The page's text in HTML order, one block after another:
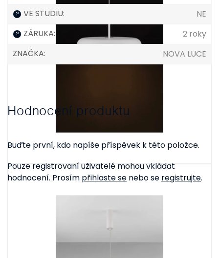
? VE STUDIU: NE
? ZÁRUKA:
2 roky
ZNAČKA: NOVA LUCE
Hodnocení produktu
Buďte první, kdo napíše příspěvek k této položce.
Pouze registrovaní uživatelé mohou vkládat
hodnocení. Prosím přihlaste se nebo se registrujte.